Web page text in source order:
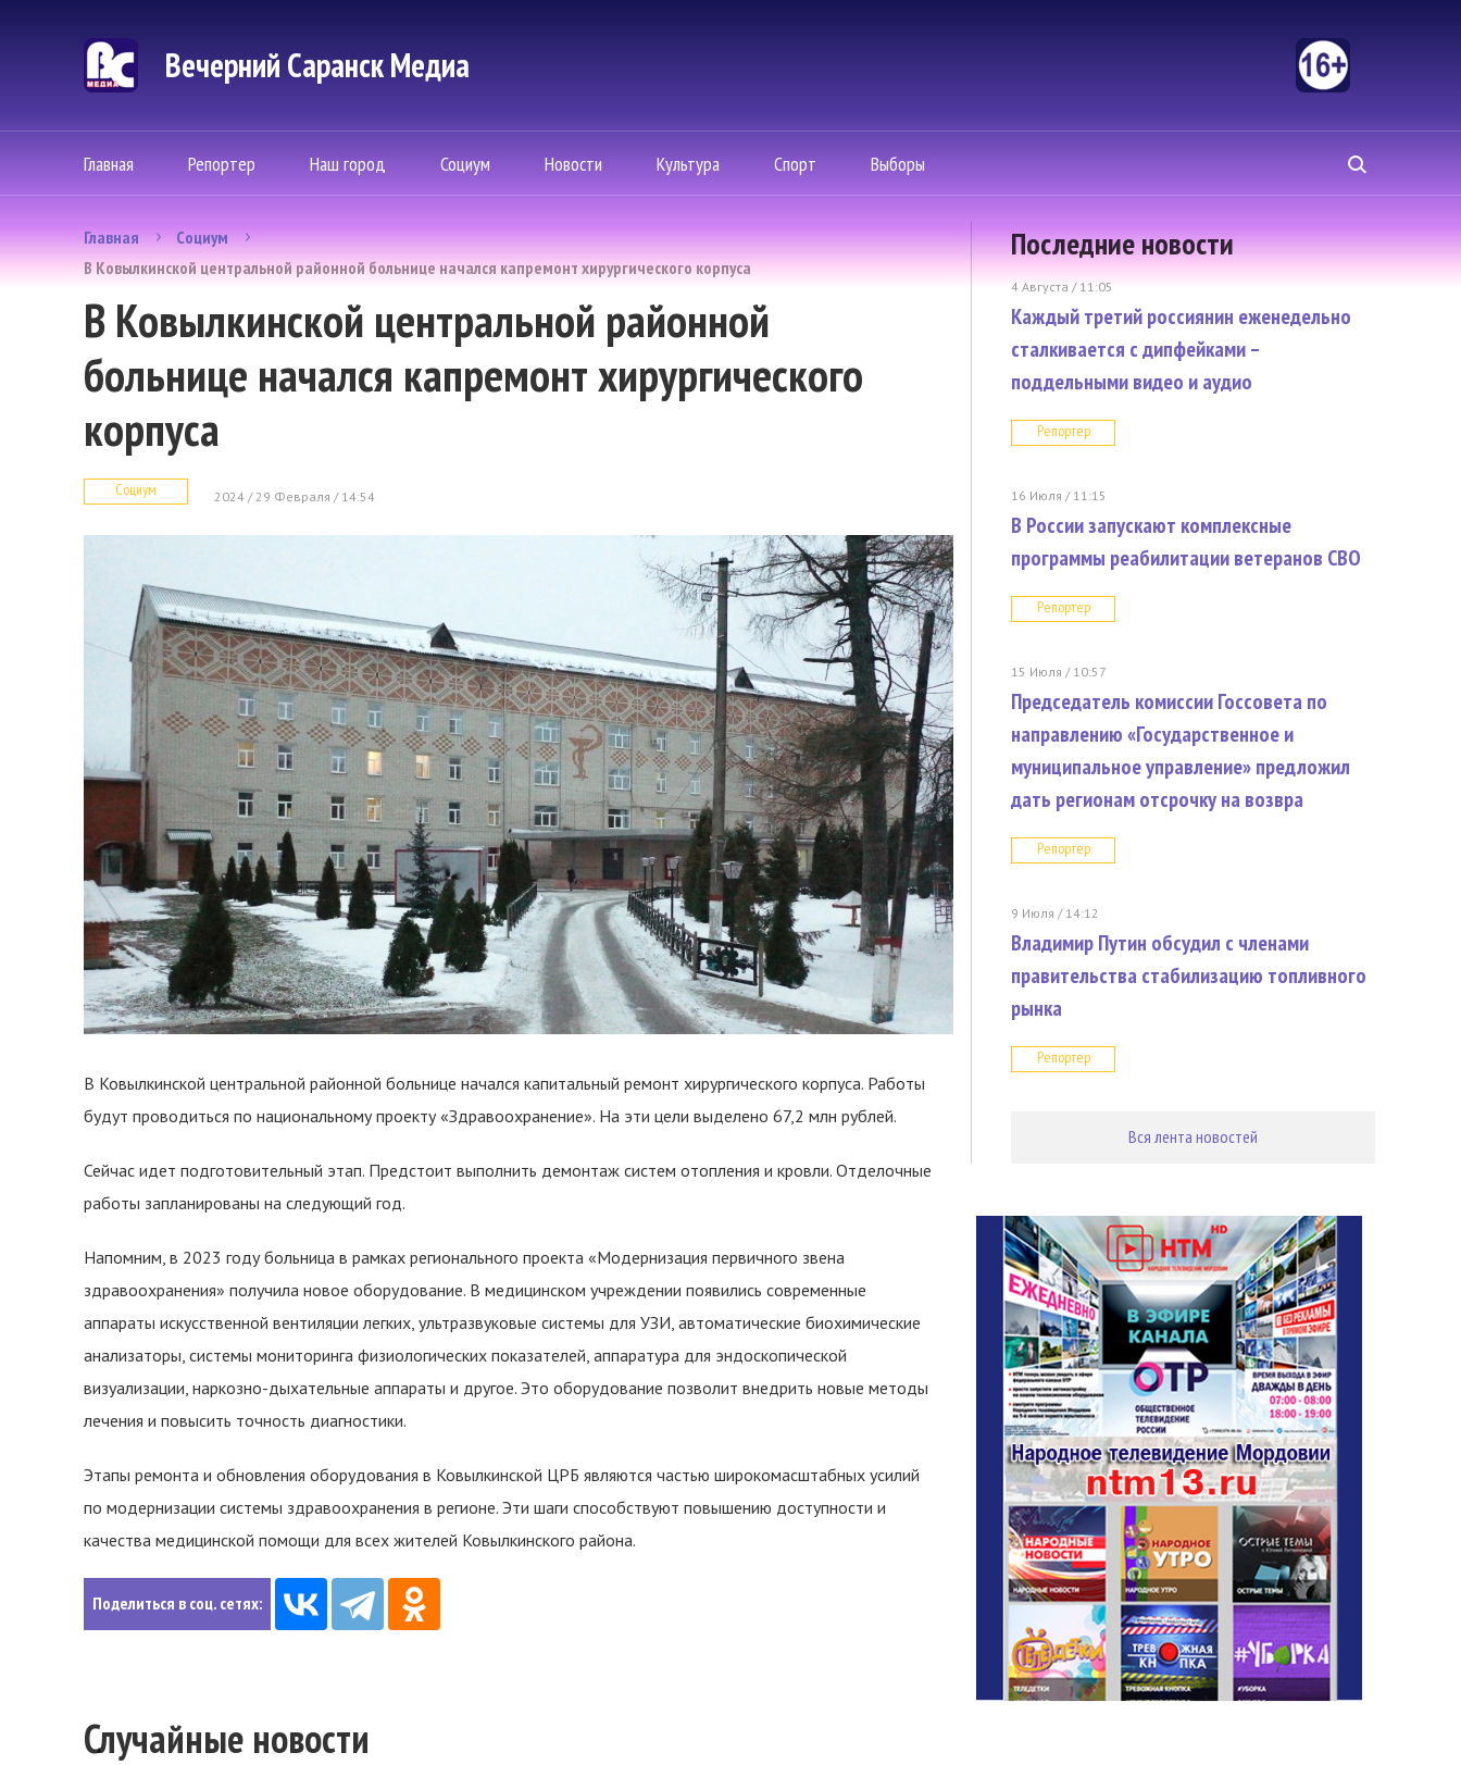
Вечерний Саранск Mедиа
Главная Репортер Наш город Социум Новости Культура Спорт Выборы
Главная
Социум
В Ковылкинской центральной районной больнице начался капремонт хирургического корпуса
В Ковылкинской центральной районной
больнице начался капремонт хирургического
корпуса
Социум 2024 / 29 Февраля / 14:54
В Ковылкинской центральной районной больнице начался капитальный ремонт хирургического корпуса. Работы
будут проводиться по национальному проекту «Здравоохранение». На эти цели выделено 67,2 млн рублей.
Сейчас идет подготовительный этап. Предстоит выполнить демонтаж систем отопления и кровли. Отделочные
работы запланированы на следующий год.
Напомним, в 2023 году больница в рамках регионального проекта «Модернизация первичного звена
здравоохранения» получила новое оборудование. В медицинском учреждении появились современные
аппараты искусственной вентиляции легких, ультразвуковые системы для УЗИ, автоматические биохимические
анализаторы, системы мониторинга физиологических показателей, аппаратура для эндоскопической
визуализации, наркозно-дыхательные аппараты и другое. Это оборудование позволит внедрить новые методы
лечения и повысить точность диагностики.
Этапы ремонта и обновления оборудования в Ковылкинской ЦРБ являются частью широкомасштабных усилий
по модернизации системы здравоохранения в регионе. Эти шаги способствуют повышению доступности и
качества медицинской помощи для всех жителей Ковылкинского района.
Поделиться в соц. сетях:
Случайные новости
Последние новости
4 Августа / 11:05
Каждый третий россиянин еженедельно
сталкивается с дипфейками –
поддельными видео и аудио
Репортер
16 Июля / 11:15
В России запускают комплексные
программы реабилитации ветеранов СВО
Репортер
15 Июля / 10:57
Председатель комиссии Госсовета по
направлению «Государственное и
муниципальное управление» предложил
дать регионам отсрочку на возвра
Репортер
9 Июля / 14:12
Владимир Путин обсудил с членами
правительства стабилизацию топливного
рынка
Репортер
Вся лента новостей